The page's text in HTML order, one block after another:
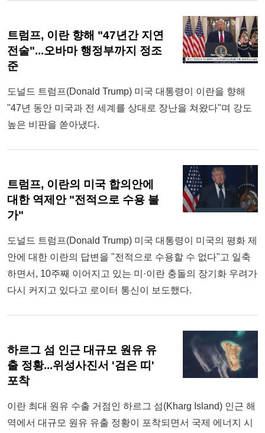
트럼프, 이란 향해 "47년간 지연
전술"...오바마 행정부까지 정조
준
도널드 트럼프(Donald Trump) 미국 대통령이 이란을 향해
"47년 동안 미국과 전 세계를 상대로 장난을 쳐왔다"며 강도
높은 비판을 쏟아냈다.
트럼프, 이란의 미국 합의안에
대한 역제안 "전적으로 수용 불
가"
도널드 트럼프(Donald Trump) 미국 대통령이 미국의 평화 제
안에 대한 이란의 답변을 "전적으로 수용할 수 없다"고 일축
하면서, 10주째 이어지고 있는 미·이란 충돌의 장기화 우려가
다시 커지고 있다고 로이터 통신이 보도했다.
하르그 섬 인근 대규모 원유 유
출 정황...위성사진서 '검은 띠'
포착
이란 최대 원유 수출 거점인 하르그 섬(Kharg Island) 인근 해
역에서 대규모 원유 유출 정황이 포착되면서 국제 에너지 시